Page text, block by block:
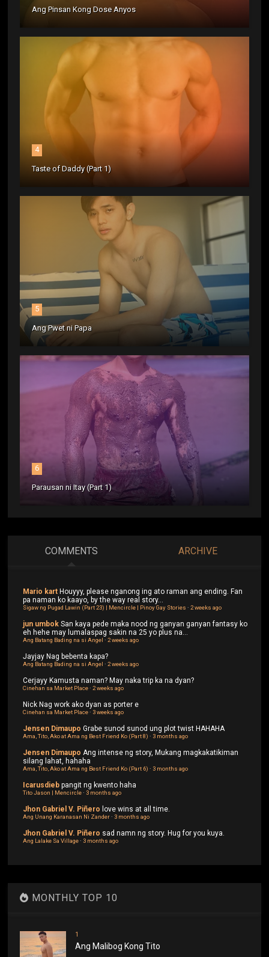
Ang Pinsan Kong Dose Anyos
4
Taste of Daddy (Part 1)
5
Ang Pwet ni Papa
6
Parausan ni Itay (Part 1)
COMMENTS ARCHIVE
Mario kart Houyyy, please nganong ing ato raman ang ending. Fan
pa naman ko kaayo, by the way real story...
Sigaw ng Pugad Lawin (Part 23) | Mencircle | Pinoy Gay Stories ·2 weeks ago
jun umbok San kaya pede maka nood ng ganyan ganyan fantasy ko
eh hehe may lumalaspag sakin na 25 yo plus na...
Ang Batang Bading na si Angel ·2 weeks ago
Jayjay Nag bebenta kapa?
Ang Batang Bading na si Angel ·2 weeks ago
Cerjayy Kamusta naman? May naka trip ka na dyan?
Cinehan sa Market Place·2 weeks ago
Nick Nag work ako dyan as porter e
Cinehan sa Market Place·3 weeks ago
Jensen Dimaupo Grabe sunod sunod ung plot twist HAHAHA
Ama, Tito, Ako at Ama ng Best Friend Ko (Part 8) ·3 months ago
Jensen Dimaupo Ang intense ng story, Mukang magkakatikiman
silang lahat, hahaha
Ama, Tito, Ako at Ama ng Best Friend Ko (Part 6) ·3 months ago
Icarusdieb pangit ng kwento haha
Tito Jason | Mencircle·3 months ago
Jhon Gabriel V. Piñero love wins at all time.
Ang Unang Karanasan Ni Zander·3 months ago
Jhon Gabriel V. Piñero sad namn ng story. Hug for you kuya.
Ang Lalake Sa Village·3 months ago
MONTHLY TOP 10
1
Ang Malibog Kong Tito